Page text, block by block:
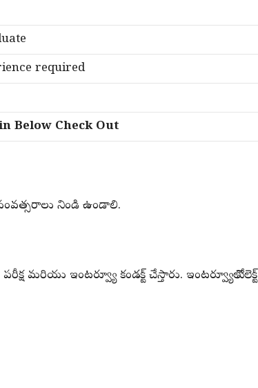
required
Check Out
నిండి ఉండాలి.
మరియు ఇంటర్వ్యూ కండక్ట్ చేస్తారు. ఇంటర్వ్యూలో సెలెక్ట్